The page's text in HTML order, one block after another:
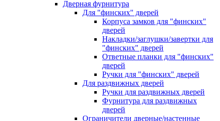
Дверная фурнитура
Для "финских" дверей
Корпуса замков для "финских"
дверей
Накладки/заглушки/завертки для
"финских" дверей
Ответные планки для "финских"
дверей
Ручки для "финских" дверей
Для раздвижных дверей
Ручки для раздвижных дверей
Фурнитура для раздвижных
дверей
Ограничители дверные/настенные